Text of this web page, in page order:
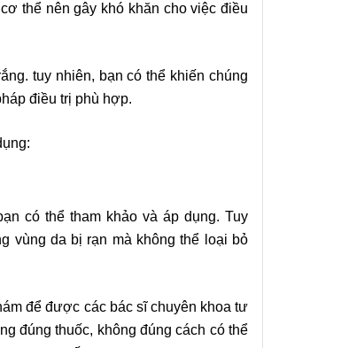
thể nên gây khó khăn cho việc điều
tuy nhiên, bạn có thể khiến chúng
điều trị phù hợp.
có thể tham khảo và áp dụng. Tuy
vùng da bị rạn mà không thể loại bỏ
để được các bác sĩ chuyên khoa tư
đúng thuốc, không đúng cách có thể